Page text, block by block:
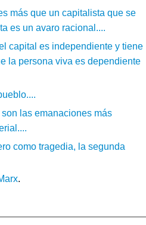
más que un capitalista que se
es un avaro racional....
capital es independiente y tiene
la persona viva es dependiente
las emanaciones más
como tragedia, la segunda
.